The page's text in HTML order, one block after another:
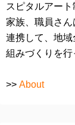
スピタルアー
家族、職員さ
連携して、地
組みづくりを行
>> About